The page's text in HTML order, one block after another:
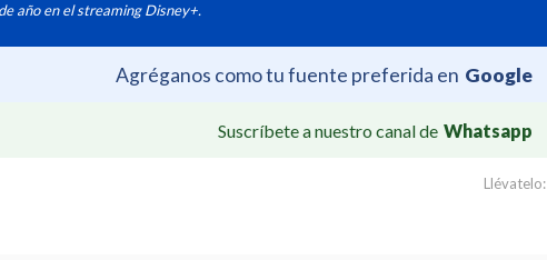
año en el streaming Disney+.
Agréganos como tu fuente preferida en Google
Suscríbete a nuestro canal de Whatsapp
Llévatelo: